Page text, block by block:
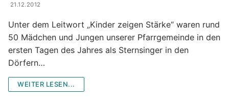
21.12.2012
Unter dem Leitwort „Kinder zeigen Stärke“ waren rund
50 Mädchen und Jungen unserer Pfarrgemeinde in den
ersten Tagen des Jahres als Sternsinger in den
Dörfern…
WEITER LESEN...